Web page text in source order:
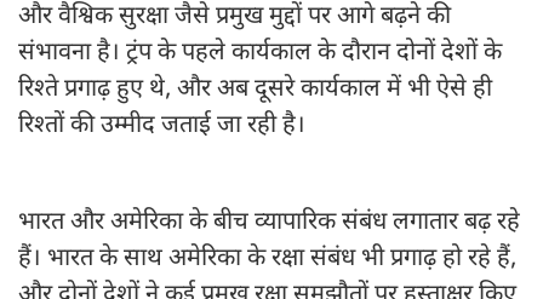
और वैश्विक सुरक्षा जैसे प्रमुख मुद्दों पर आगे बढ़ने की
संभावना है। ट्रंप के पहले कार्यकाल के दौरान दोनों देशों के
रिश्ते प्रगाढ़ हुए थे, और अब दूसरे कार्यकाल में भी ऐसे ही
रिश्तों की उम्मीद जताई जा रही है।
भारत और अमेरिका के बीच व्यापारिक संबंध लगातार बढ़ रहे
हैं। भारत के साथ अमेरिका के रक्षा संबंध भी प्रगाढ़ हो रहे हैं,